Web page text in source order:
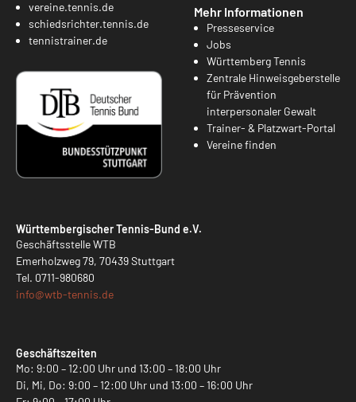
vereine.tennis.de
schiedsrichter.tennis.de
tennistrainer.de
Mehr Informationen
Presseservice
Jobs
Württemberg Tennis
Zentrale Hinweisgeberstelle
für Prävention
interpersonaler Gewalt
Trainer- & Platzwart-Portal
Vereine finden
Württembergischer Tennis-Bund e.V.
Geschäftsstelle WTB
Emerholzweg 79, 70439 Stuttgart
Tel. 0711-980680
info@wtb-tennis.de
Geschäftszeiten
Mo: 9:00 – 12:00 Uhr und 13:00 – 18:00 Uhr
Di, Mi, Do: 9:00 – 12:00 Uhr und 13:00 – 16:00 Uhr